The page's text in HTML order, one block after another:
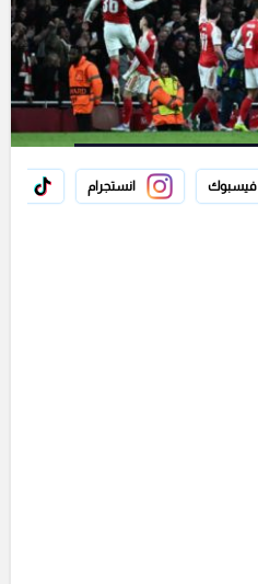
فيسبوك انستجرام